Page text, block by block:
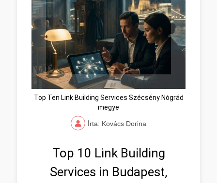
Top Ten Link Building Services Szécsény Nógrád
megye
Írta: Kovács Dorina
Top 10 Link Building
Services in Budapest,